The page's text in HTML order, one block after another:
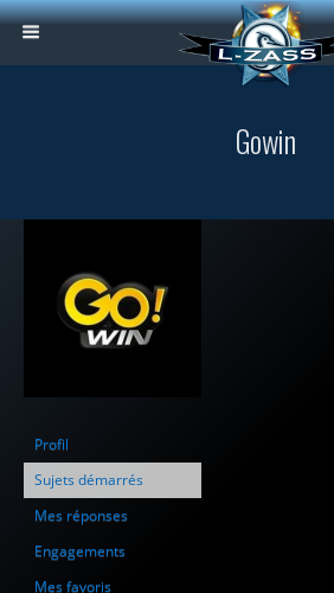
Gowin
Profil
Sujets démarrés
Mes réponses
Engagements
Mes favoris